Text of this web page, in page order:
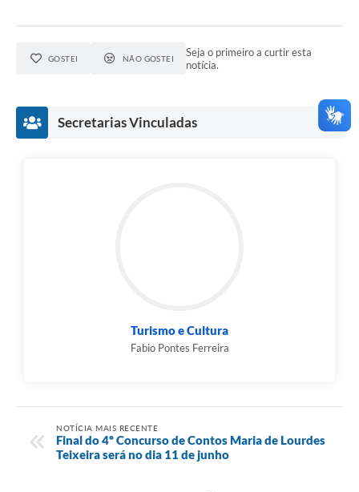
GOSTEI NÃO GOSTEI
Seja o primeiro a curtir esta
notícia.
Secretarias Vinculadas
Turismo e Cultura
Fabio Pontes Ferreira
NOTÍCIA MAIS RECENTE
Final do 4º Concurso de Contos Maria de Lourdes
Teixeira será no dia 11 de junho